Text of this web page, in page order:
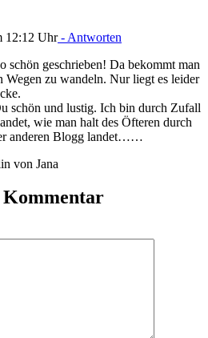
12:12 Uhr- Antworten
schön geschrieben! Da bekommt man
Wegen zu wandeln. Nur liegt es leider
schön und lustig. Ich bin durch Zufall
wie man halt des Öfteren durch
anderen Blogg landet……
von Jana
Kommentar